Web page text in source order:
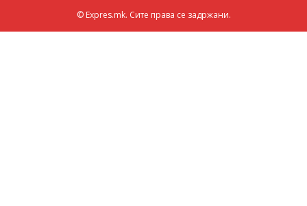
© Expres.mk. Сите права се задржани.